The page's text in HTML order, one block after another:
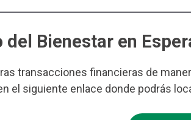
del Bienestar en
transacciones financieras de
el siguiente enlace donde podrás